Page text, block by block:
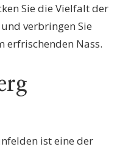
Sie die Vielfalt der
verbringen Sie
erfrischenden Nass.
ist eine der